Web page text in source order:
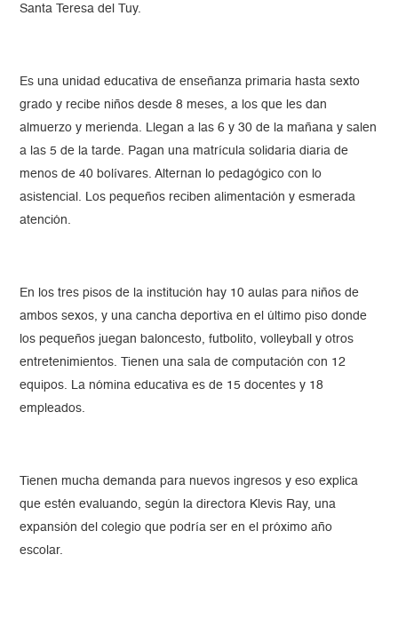
Santa Teresa del Tuy.
Es una unidad educativa de enseñanza primaria hasta sexto
grado y recibe niños desde 8 meses, a los que les dan
almuerzo y merienda. Llegan a las 6 y 30 de la mañana y salen
a las 5 de la tarde. Pagan una matrícula solidaria diaria de
menos de 40 bolívares. Alternan lo pedagógico con lo
asistencial. Los pequeños reciben alimentación y esmerada
atención.
En los tres pisos de la institución hay 10 aulas para niños de
ambos sexos, y una cancha deportiva en el último piso donde
los pequeños juegan baloncesto, futbolito, volleyball y otros
entretenimientos. Tienen una sala de computación con 12
equipos. La nómina educativa es de 15 docentes y 18
empleados.
Tienen mucha demanda para nuevos ingresos y eso explica
que estén evaluando, según la directora Klevis Ray, una
expansión del colegio que podría ser en el próximo año
escolar.